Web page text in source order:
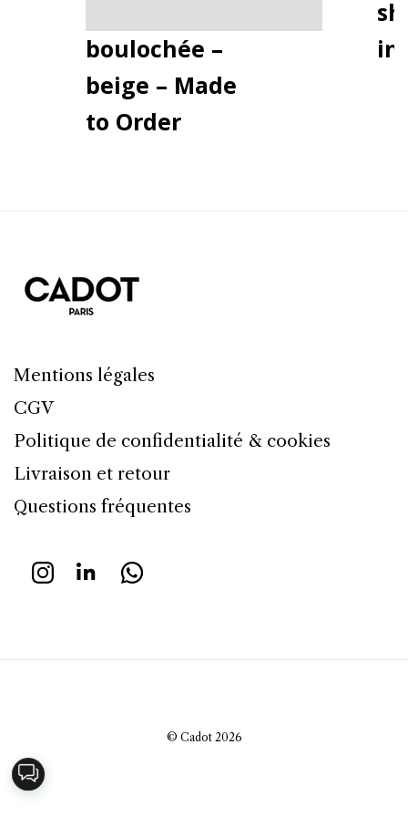
boulochée –
beige – Made
to Order
in
Mentions légales
CGV
Politique de confidentialité & cookies
Livraison et retour
Questions fréquentes
© Cadot 2026